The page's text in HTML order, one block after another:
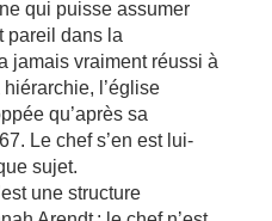
qui puisse assumer
pareil dans la
jamais vraiment réussi à
l’église
qu’après sa
Le chef s’en est lui-
sujet.
une structure